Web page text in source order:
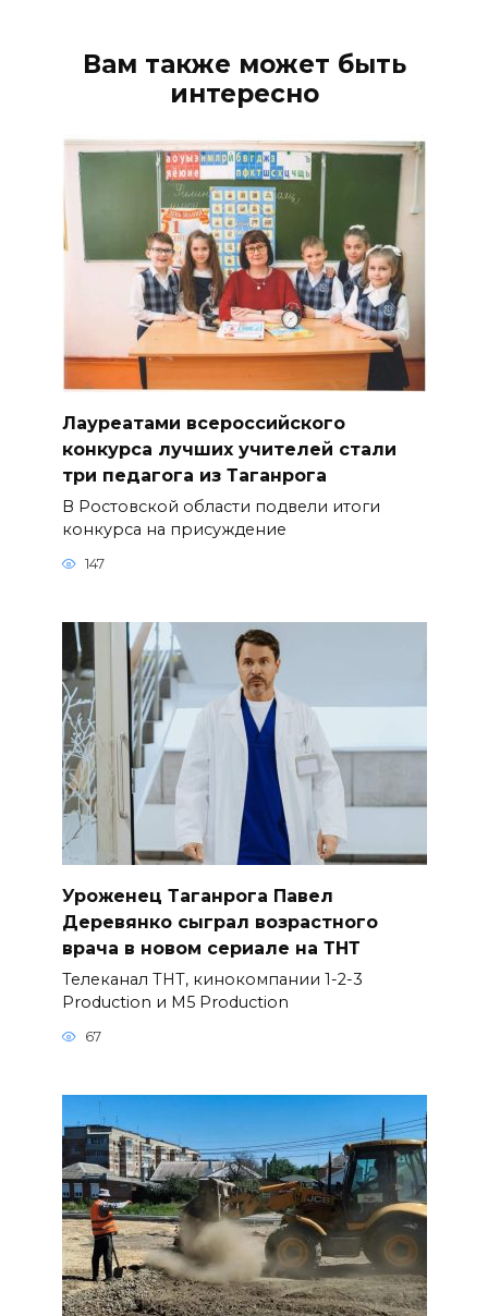
Вам также может быть
интересно
Лауреатами всероссийского
конкурса лучших учителей стали
три педагога из Таганрога
В Ростовской области подвели итоги
конкурса на присуждение
147
Уроженец Таганрога Павел
Деревянко сыграл возрастного
врача в новом сериале на ТНТ
Телеканал ТНТ, кинокомпании 1-2-3
Production и M5 Production
67